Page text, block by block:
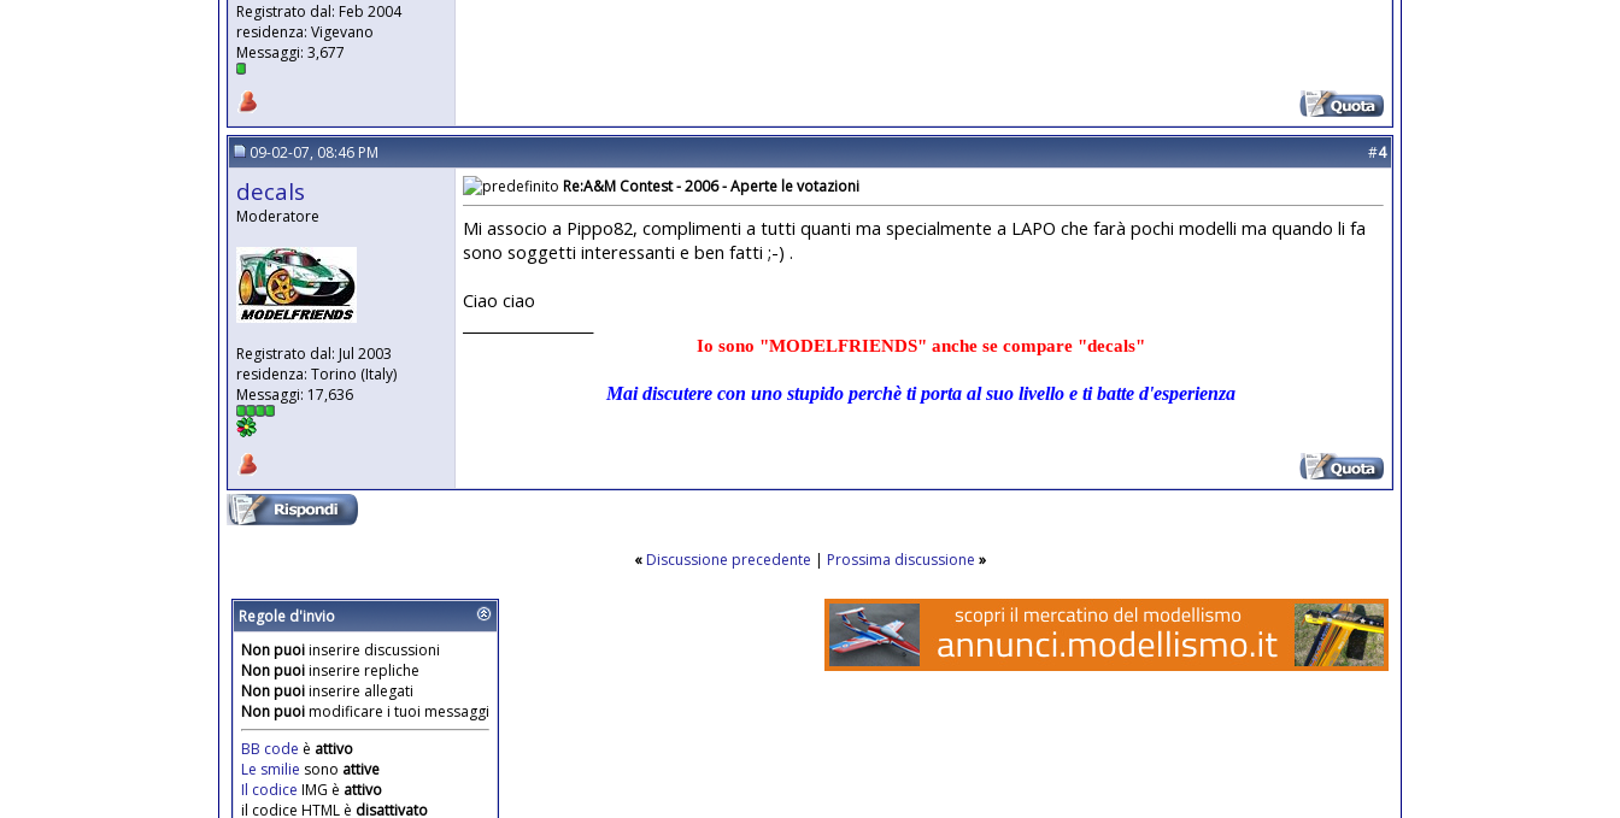
Registrato dal: Feb 2004
residenza: Vigevano
Messaggi: 3,677
09-02-07, 08:46 PM #4
decals
Moderatore
Registrato dal: Jul 2003
residenza: Torino (Italy)
Messaggi: 17,636
Re:A&M Contest - 2006 - Aperte le votazioni
Mi associo a Pippo82, complimenti a tutti quanti ma specialmente a LAPO che farà pochi modelli ma quando li fa
sono soggetti interessanti e ben fatti ;-) .
Ciao ciao
Io sono "MODELFRIENDS" anche se compare "decals"
Mai discutere con uno stupido perchè ti porta al suo livello e ti batte d'esperienza
« Discussione precedente | Prossima discussione »
Regole d'invio
Non puoiinserire discussioni
Non puoiinserire repliche
Non puoiinserire allegati
Non puoimodificare i tuoi messaggi
BB code è attivo
Le smilie sono attive
Il codice IMG è attivo
il codice HTML è disattivato